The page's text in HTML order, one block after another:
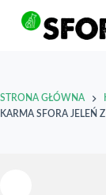
STRONA GŁÓWNA
KARMA SFORA JELEŃ